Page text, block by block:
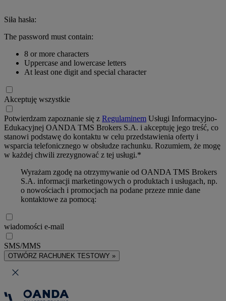
Siła hasła:
The password must contain:
8 or more characters
Uppercase and lowercase letters
At least one digit and special character
Akceptuję wszystkie
Potwierdzam zapoznanie się z Regulaminem Usługi Informacyjno-
Edukacyjnej OANDA TMS Brokers S.A. i akceptuję jego treść, co
stanowi podstawę do kontaktu w celu przedstawienia oferty i
wsparcia telefonicznego w obsłudze rachunku. Rozumiem, że mogę
w każdej chwili zrezygnować z tej usługi.*
Wyrażam zgodę na otrzymywanie od OANDA TMS Brokers
S.A. informacji marketingowych o produktach i usługach, np.
o nowościach i promocjach na podane przeze mnie dane
kontaktowe za pomocą:
wiadomości e-mail
SMS/MMS
OTWÓRZ RACHUNEK TESTOWY »